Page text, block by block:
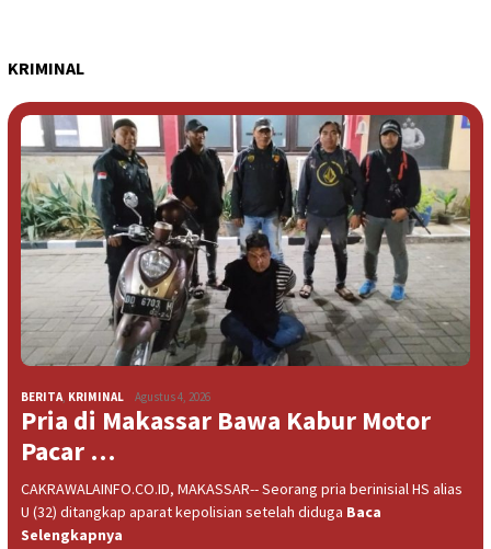
KRIMINAL
BERITA, KRIMINAL Agustus 4, 2026
Pria di Makassar Bawa Kabur Motor
Pacar …
CAKRAWALAINFO.CO.ID, MAKASSAR-- Seorang pria berinisial HS alias
U (32) ditangkap aparat kepolisian setelah diduga Baca
Selengkapnya